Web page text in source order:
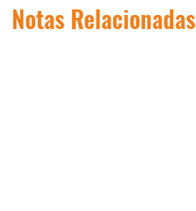
Notas Relacionadas